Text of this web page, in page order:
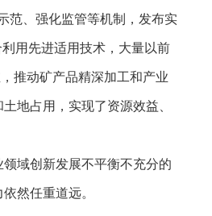
范、强化监管等机制，发布实
用先进适用技术，大量以前
推动矿产品精深加工和产业
地占用，实现了资源效益、
域创新发展不平衡不充分的
然任重道远。